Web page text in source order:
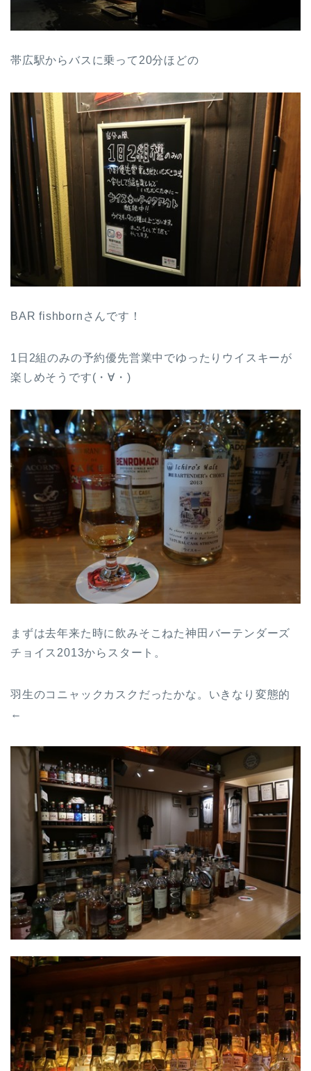
帯広駅からバスに乗って20分ほどの
BAR fishbornさんです！
1日2組のみの予約優先営業中でゆったりウイスキーが
楽しめそうです(・∀・)
まずは去年来た時に飲みそこねた神田バーテンダーズ
チョイス2013からスタート。
羽生のコニャックカスクだったかな。いきなり変態的
←